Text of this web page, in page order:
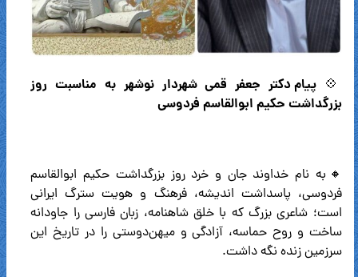
💠 پیام دکتر جعفر قمی شهردار نوشهر به مناسبت روز
بزرگداشت حکیم ابوالقاسم فردوسی
🔸به نام خداوند جان و خرد روز بزرگداشت حکیم ابوالقاسم
فردوسی، پاسداشت اندیشه، فرهنگ و هویت سترگ ایرانی
است؛ شاعری بزرگ که با خلق شاهنامه، زبان فارسی را جاودانه
ساخت و روح حماسه، آزادگی و میهن‌دوستی را در تاریخ این
سرزمین زنده نگه داشت.